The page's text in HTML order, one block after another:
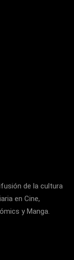
de la cultura
en Cine,
y Manga.